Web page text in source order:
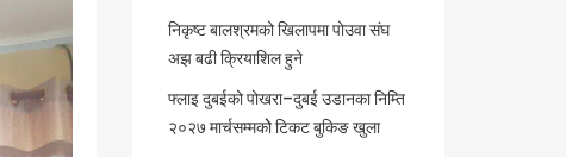
निकृष्ट बालश्रमको खिलापमा पोउवा संघ
अझ बढी क्रियाशिल हुने
फ्लाइ दुबईको पोखरा–दुबई उडानका निम्ति
२०२७ मार्चसम्मकोे टिकट बुकिङ खुला